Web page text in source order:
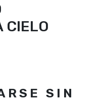
CIELO
SIN